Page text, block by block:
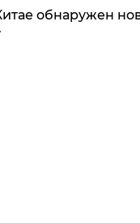
обнаружен